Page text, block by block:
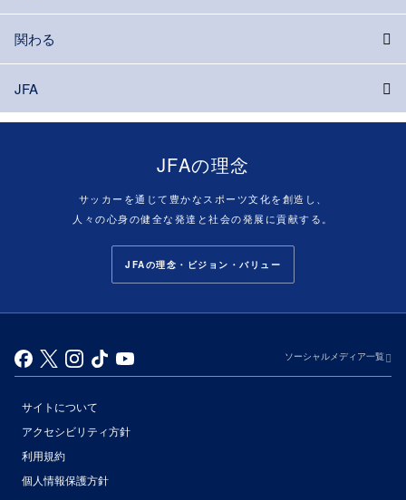
関わる
JFA
JFAの理念
サッカーを通じて豊かなスポーツ文化を創造し、
人々の心身の健全な発達と社会の発展に貢献する。
JFAの理念・ビジョン・バリュー
ソーシャルメディア一覧
サイトについて
アクセシビリティ方針
利用規約
個人情報保護方針